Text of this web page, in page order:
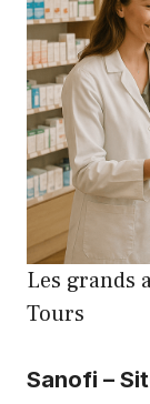
Les grands
Tours
Sanofi –